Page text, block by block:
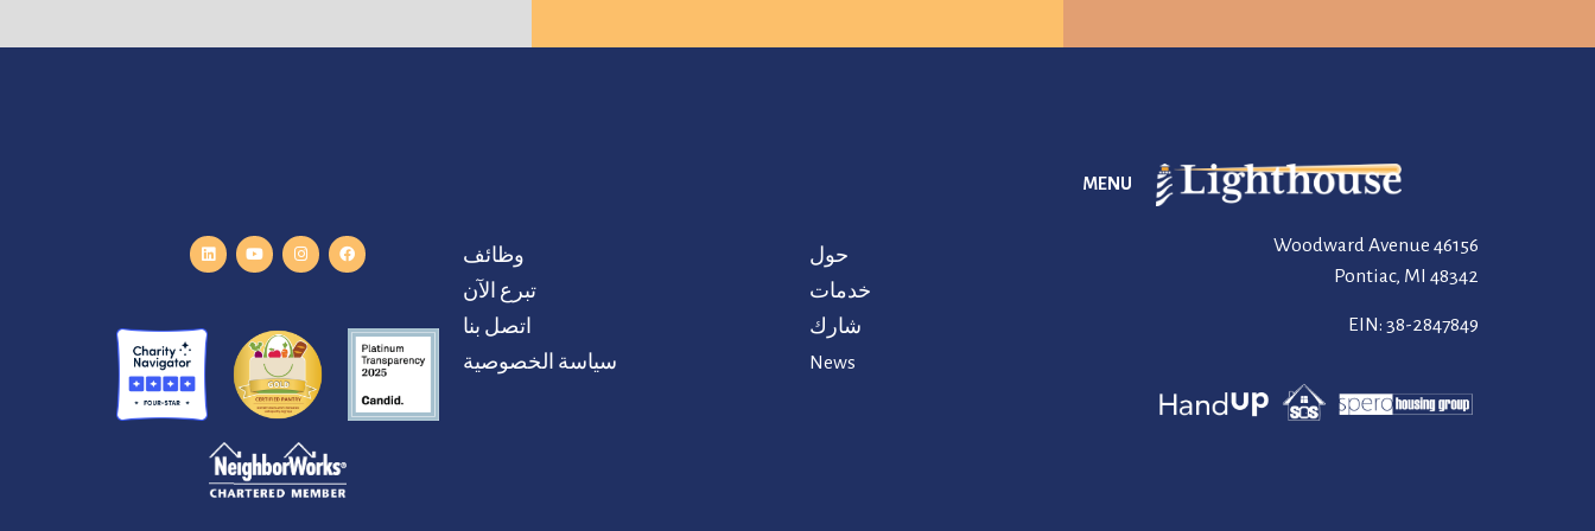
46156 Woodward Avenue
Pontiac, MI 48342
EIN: 38-2847849
MENU
حول
خدمات
شارك
News
وظائف
تبرع الآن
اتصل بنا
سياسة الخصوصية